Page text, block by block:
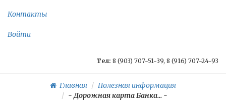
Контакты
Войти
Тел: 8 (903) 707-51-39, 8 (916) 707-24-93
Главная
Полезная информация
-Дорожная карта Банка...-